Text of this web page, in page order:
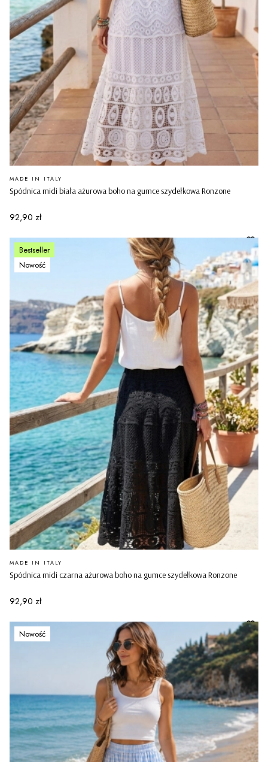
Spódnica midi biała ażurowa boho na gumce szydełkowa Ronzone
PRODUCENT
MADE IN ITALY
Cena
92,90 zł
Bestseller
Nowość
Spódnica midi czarna ażurowa boho na gumce szydełkowa Ronzone
PRODUCENT
MADE IN ITALY
Cena
92,90 zł
Nowość